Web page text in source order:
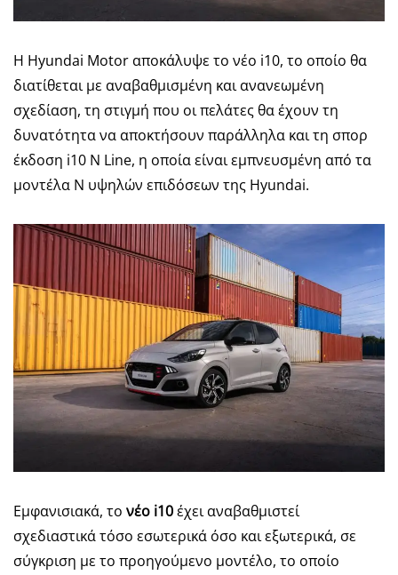
Η Hyundai Motor αποκάλυψε το νέο i10, το οποίο θα
διατίθεται με αναβαθμισμένη και ανανεωμένη
σχεδίαση, τη στιγμή που οι πελάτες θα έχουν τη
δυνατότητα να αποκτήσουν παράλληλα και τη σπορ
έκδοση i10 N Line, η οποία είναι εμπνευσμένη από τα
μοντέλα N υψηλών επιδόσεων της Hyundai.
Εμφανισιακά, το νέο i10έχει αναβαθμιστεί
σχεδιαστικά τόσο εσωτερικά όσο και εξωτερικά, σε
σύγκριση με το προηγούμενο μοντέλο, το οποίο